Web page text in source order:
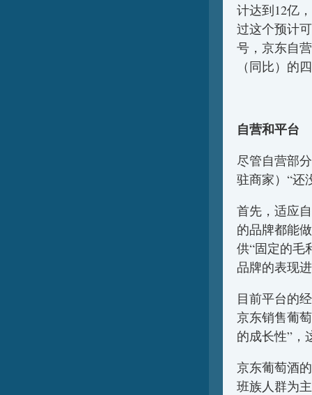
计达到12亿
过这个预计
号，京东自
（同比）的
自营和平台
尽管自营部
驻商家）“还
首先，适应
的品牌都能
供“固定的毛
品牌的表现
目前平台的
京东销售葡
的成长性”，
京东葡萄酒
班族人群为